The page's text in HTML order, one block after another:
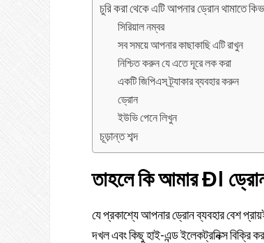
চুরি করা থেকে এটি আপনার ড্রোন থামাতে
সিরিয়াল নম্বর
সব সময়ে আপনার কাছাকাছি এটি রাখুন
নিশ্চিত করুন যে এতে দূরে লক করা
একটি জিপিএস ট্র্যাকার ব্যবহার করুন
ড্রোন
ইউভি পেনে লিখুন
চূড়ান্ত শব্দ
তাহলে কি আমার ĐI
যে প্রকাশ্যে আপনার ড্রোন ব্যবহার বেশ
দখল এবং কিছু হাই-এন্ড ইলেকট্রনিক্স বিক্রি